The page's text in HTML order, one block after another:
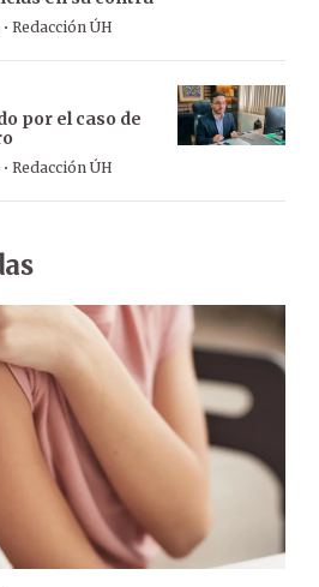
· Redacción ÚH
por el caso de
· Redacción ÚH